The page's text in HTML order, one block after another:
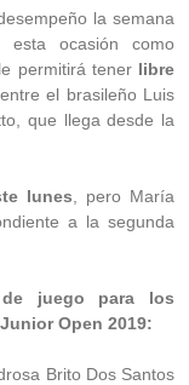
la semana
ocasión como
permitirá tener libre
el brasileño Luis
que llega desde la
lunes , pero María
a la segunda
juego para los
Open 2019:
Brito Dos Santos